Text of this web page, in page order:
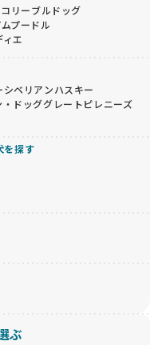
リーブルドッグ
プードル
エ
シベリアンハスキー
ドッググレートピレニーズ
を探す
ぶ